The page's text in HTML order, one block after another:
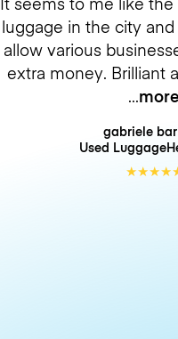
luggage in the city
allow various
extra money. Brilliant
more
gabriele
Used
★★★★